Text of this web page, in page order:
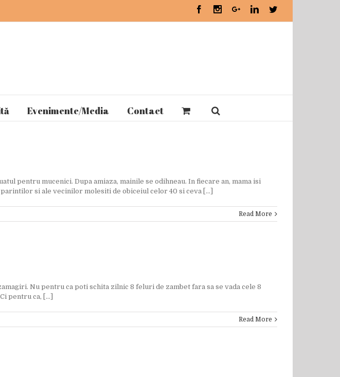
FacebookInstagramGoogle+LinkedinTwitter
Evenimente/Media Contact
pentru mucenici. Dupa amiaza, mainile se odihneau. In fiecare an, mama isi
si ale vecinilor molesiti de obiceiul celor 40 si ceva [...]
Read More
Nu pentru ca poti schita zilnic 8 feluri de zambet fara sa se vada cele 8
pentru ca, [...]
Read More